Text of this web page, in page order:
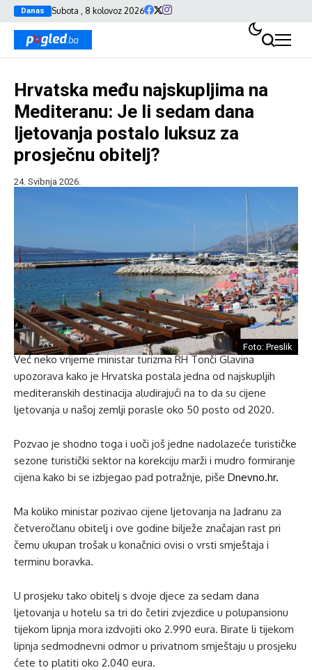
Danas Subota , 8 kolovoz 2026
Hrvatska među najskupljima na
Mediteranu: Je li sedam dana
ljetovanja postalo luksuz za
prosječnu obitelj?
24. Svibnja 2026.
Foto: Preslik
Već neko vrijeme ministar turizma RH Tonči Glavina
upozorava kako je Hrvatska postala jedna od najskupljih
mediteranskih destinacija aludirajući na to da su cijene
ljetovanja u našoj zemlji porasle oko 50 posto od 2020.
Pozvao je shodno toga i uoči još jedne nadolazeće turističke
sezone turistički sektor na korekciju marži i mudro formiranje
cijena kako bi se izbjegao pad potražnje, piše Dnevno.hr.
Ma koliko ministar pozivao cijene ljetovanja na Jadranu za
četveročlanu obitelj i ove godine bilježe značajan rast pri
čemu ukupan trošak u konačnici ovisi o vrsti smještaja i
terminu boravka.
U prosjeku tako obitelj s dvoje djece za sedam dana
ljetovanja u hotelu sa tri do četiri zvjezdice u polupansionu
tijekom lipnja mora izdvojiti oko 2.990 eura. Birate li tijekom
lipnja sedmodnevni odmor u privatnom smještaju u prosjeku
ćete to platiti oko 2.040 eura.